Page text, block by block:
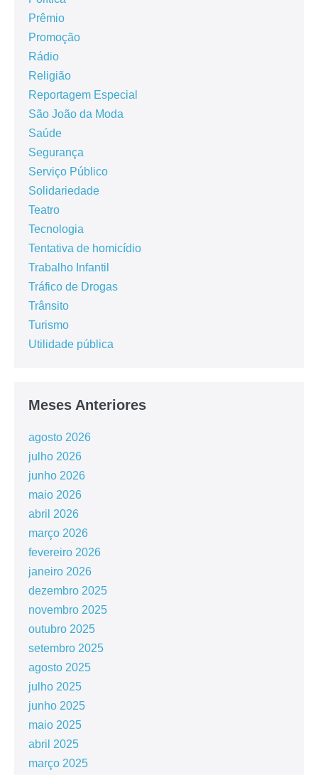
Prêmio
Promoção
Rádio
Religião
Reportagem Especial
São João da Moda
Saúde
Segurança
Serviço Público
Solidariedade
Teatro
Tecnologia
Tentativa de homicídio
Trabalho Infantil
Tráfico de Drogas
Trânsito
Turismo
Utilidade pública
Meses Anteriores
agosto 2026
julho 2026
junho 2026
maio 2026
abril 2026
março 2026
fevereiro 2026
janeiro 2026
dezembro 2025
novembro 2025
outubro 2025
setembro 2025
agosto 2025
julho 2025
junho 2025
maio 2025
abril 2025
março 2025